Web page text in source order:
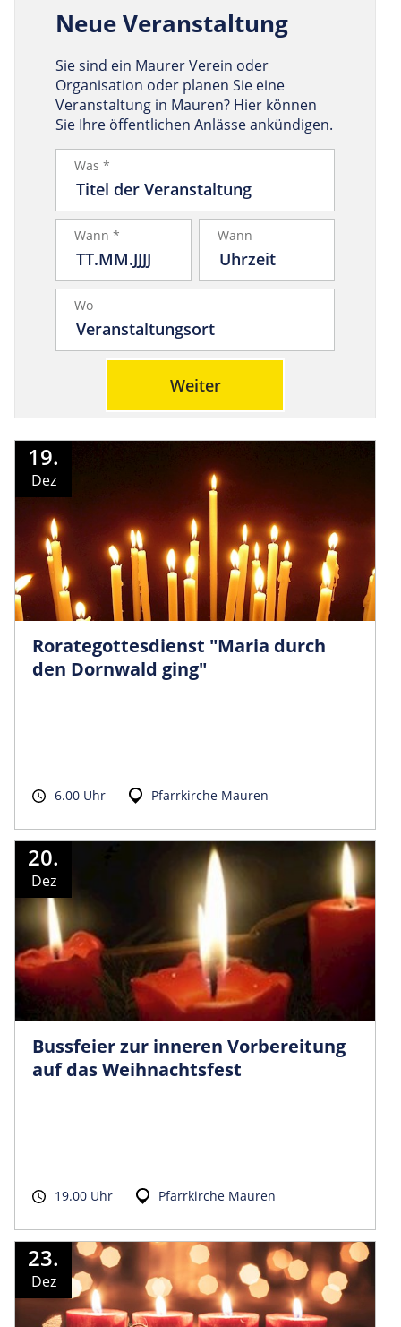
Neue Veranstaltung
Sie sind ein Maurer Verein oder
Organisation oder planen Sie eine
Veranstaltung in Mauren? Hier können
Sie Ihre öffentlichen Anlässe ankündigen.
Was *
Wann * Wann
Wo
Weiter
19.
Dez
Rorategottesdienst "Maria durch
den Dornwald ging"
6.00 Uhr Pfarrkirche Mauren
20.
Dez
Bussfeier zur inneren Vorbereitung
auf das Weihnachtsfest
19.00 Uhr Pfarrkirche Mauren
23.
Dez